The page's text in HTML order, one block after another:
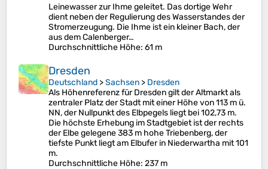
Leinewasser zur Ihme geleitet. Das dortige Wehr
dient neben der Regulierung des Wasserstandes der
Stromerzeugung. Die Ihme ist ein kleiner Bach, der
aus dem Calenberger…
Durchschnittliche Höhe: 61 m
Dresden
Deutschland >Sachsen > Dresden
Als Höhenreferenz für Dresden gilt der Altmarkt als
zentraler Platz der Stadt mit einer Höhe von 113 m ü.
NN, der Nullpunkt des Elbpegels liegt bei 102,73 m.
Die höchste Erhebung im Stadtgebiet ist der rechts
der Elbe gelegene 383 m hohe Triebenberg, der
tiefste Punkt liegt am Elbufer in Niederwartha mit 101
m.
Durchschnittliche Höhe: 237 m